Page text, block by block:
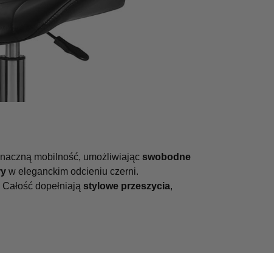
mobilność, umożliwiając swobodne
w eleganckim odcieniu czerni.
Całość dopełniają stylowe przeszycia,